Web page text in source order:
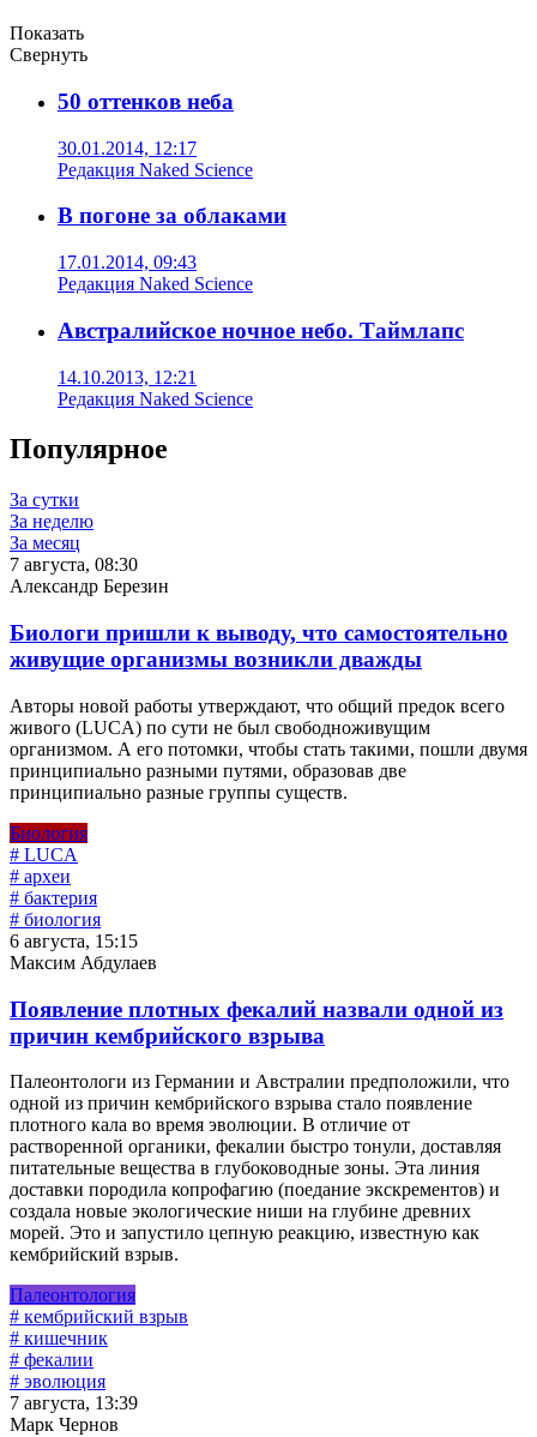
Показать
Свернуть
50 оттенков неба
30.01.2014, 12:17
Редакция Naked Science
В погоне за облаками
17.01.2014, 09:43
Редакция Naked Science
Австралийское ночное небо. Таймлапс
14.10.2013, 12:21
Редакция Naked Science
Популярное
За сутки
За неделю
За месяц
7 августа, 08:30
Александр Березин
Биологи пришли к выводу, что самостоятельно
живущие организмы возникли дважды
Авторы новой работы утверждают, что общий предок всего
живого (LUCA) по сути не был свободноживущим
организмом. А его потомки, чтобы стать такими, пошли двумя
принципиально разными путями, образовав две
принципиально разные группы существ.
Биология
# LUCA
# археи
# бактерия
# биология
6 августа, 15:15
Максим Абдулаев
Появление плотных фекалий назвали одной из
причин кембрийского взрыва
Палеонтологи из Германии и Австралии предположили, что
одной из причин кембрийского взрыва стало появление
плотного кала во время эволюции. В отличие от
растворенной органики, фекалии быстро тонули, доставляя
питательные вещества в глубоководные зоны. Эта линия
доставки породила копрофагию (поедание экскрементов) и
создала новые экологические ниши на глубине древних
морей. Это и запустило цепную реакцию, известную как
кембрийский взрыв.
Палеонтология
# кембрийский взрыв
# кишечник
# фекалии
# эволюция
7 августа, 13:39
Марк Чернов